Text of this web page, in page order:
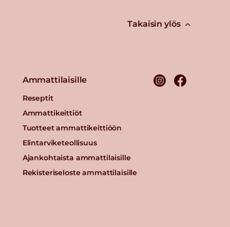
Takaisin ylös
Ammattilaisille
Reseptit
Ammattikeittiöt
Tuotteet ammattikeittiöön
Elintarviketeollisuus
Ajankohtaista ammattilaisille
Rekisteriseloste ammattilaisille